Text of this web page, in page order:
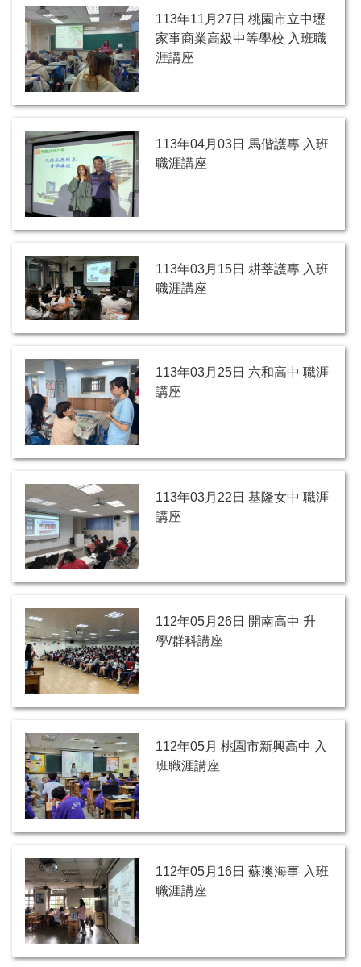
113年11月27日 桃園市立中壢
家事商業高級中等學校 入班職
涯講座
113年04月03日 馬偕護專 入班
職涯講座
113年03月15日 耕莘護專 入班
職涯講座
113年03月25日 六和高中 職涯
講座
113年03月22日 基隆女中 職涯
講座
112年05月26日 開南高中 升
學/群科講座
112年05月 桃園市新興高中 入
班職涯講座
112年05月16日 蘇澳海事 入班
職涯講座